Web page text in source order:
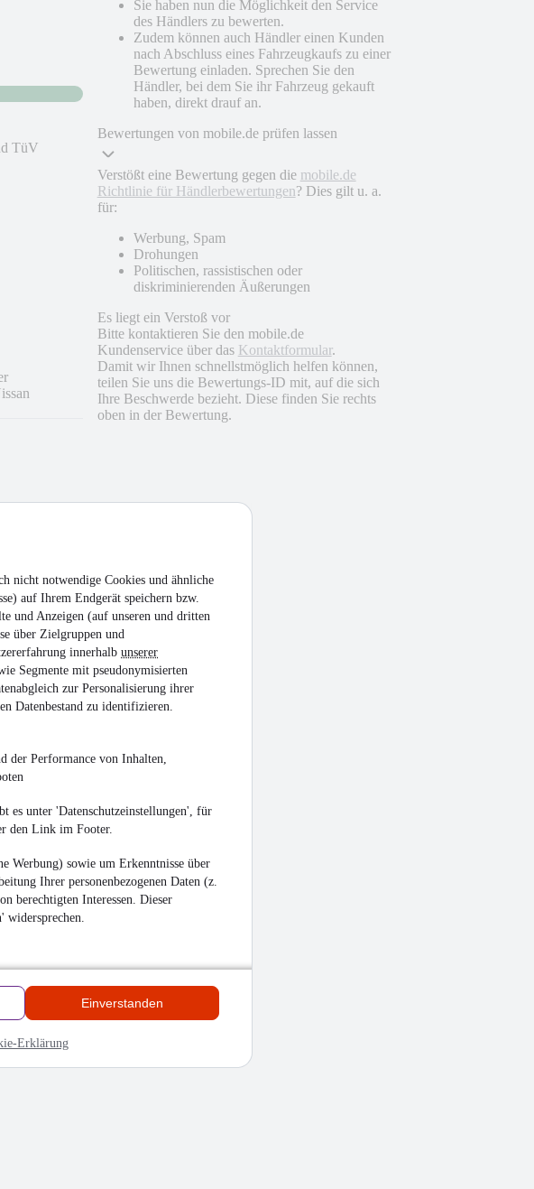
nicht notwendige Cookies und ähnliche
auf Ihrem Endgerät speichern bzw.
und Anzeigen (auf unseren und dritten
über Zielgruppen und
innerhalb unserer
Segmente mit pseudonymisierten
zur Personalisierung ihrer
Datenbestand zu identifizieren.
der Performance von Inhalten,
es unter 'Datenschutzeinstellungen', für
den Link im Footer.
Werbung) sowie um Erkenntnisse über
Ihrer personenbezogenen Daten (z.
berechtigten Interessen. Dieser
Einverstanden
Erklärung
TüV
geklappt
Grüße Ihr
hat sehr gut
Sie haben nun die Möglichkeit den Service
des Händlers zu bewerten.
Zudem können auch Händler einen Kunden
nach Abschluss eines Fahrzeugkaufs zu einer
Bewertung einladen. Sprechen Sie den
Händler, bei dem Sie ihr Fahrzeug gekauft
haben, direkt drauf an.
Bewertungen von mobile.de prüfen lassen
Verstößt eine Bewertung gegen die mobile.de
Richtlinie für Händlerbewertungen? Dies gilt u. a.
für:
Werbung, Spam
Drohungen
Politischen, rassistischen oder
diskriminierenden Äußerungen
Es liegt ein Verstoß vor
Bitte kontaktieren Sie den mobile.de
Kundenservice über das Kontaktformular.
Damit wir Ihnen schnellstmöglich helfen können,
teilen Sie uns die Bewertungs-ID mit, auf die sich
Ihre Beschwerde bezieht. Diese finden Sie rechts
oben in der Bewertung.